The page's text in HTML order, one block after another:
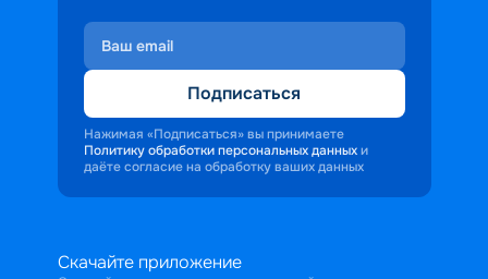
Подписаться
Нажимая «Подписаться» вы принимаете
Политику обработки персональных данных и
даёте согласие на обработку ваших данных
Скачайте приложение